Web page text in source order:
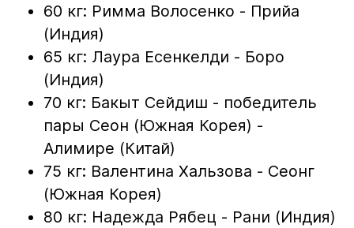
60 кг: Римма Волосенко - Прийа
(Индия)
65 кг: Лаура Есенкелди - Боро
(Индия)
70 кг: Бакыт Сейдиш - победитель
пары Сеон (Южная Корея) -
Алимире (Китай)
75 кг: Валентина Хальзова - Сеонг
(Южная Корея)
80 кг: Надежда Рябец - Рани (Индия)